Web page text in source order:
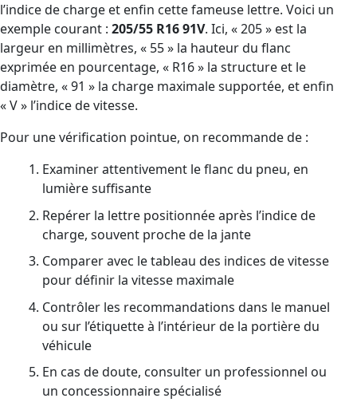
l’indice de charge et enfin cette fameuse lettre. Voici un
exemple courant : 205/55 R16 91V. Ici, « 205 » est la
largeur en millimètres, « 55 » la hauteur du flanc
exprimée en pourcentage, « R16 » la structure et le
diamètre, « 91 » la charge maximale supportée, et enfin
« V » l’indice de vitesse.
Pour une vérification pointue, on recommande de :
Examiner attentivement le flanc du pneu, en
lumière suffisante
Repérer la lettre positionnée après l’indice de
charge, souvent proche de la jante
Comparer avec le tableau des indices de vitesse
pour définir la vitesse maximale
Contrôler les recommandations dans le manuel
ou sur l’étiquette à l’intérieur de la portière du
véhicule
En cas de doute, consulter un professionnel ou
un concessionnaire spécialisé